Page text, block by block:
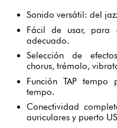
Sonido versátil: del
Fácil de usar, para
adecuado.
Selección de
chorus, trémolo,
Función TAP
tempo.
Conectividad
auriculares y puerto